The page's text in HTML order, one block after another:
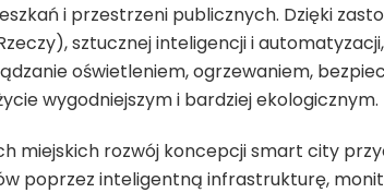
i przestrzeni publicznych. Dzięki
sztucznej inteligencji i
oświetleniem, ogrzewaniem,
wygodniejszym i bardziej ekologicznym.
miejskich rozwój koncepcji smart city
poprzez inteligentną infrastrukturę,